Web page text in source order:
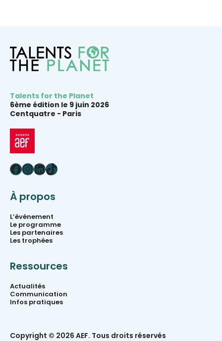
Talents for the Planet
6ème édition le 9 juin 2026
Centquatre - Paris
Facebook
Instagram
LinkedIn
TikTok
À propos
L’événement
Le programme
Les partenaires
Les trophées
Ressources
Actualités
Communication
Infos pratiques
Copyright © 2026 AEF. Tous droits réservés